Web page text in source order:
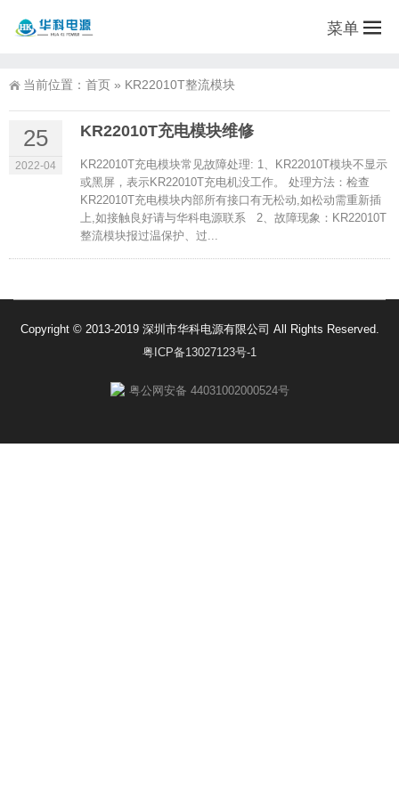
菜单
当前位置： 首页 » KR22010T整流模块
25
2022-04
KR22010T充电模块维修
KR22010T充电模块常见故障处理: 1、KR22010T模块不显示
或黑屏，表示KR22010T充电机没工作。 处理方法：检查
KR22010T充电模块内部所有接口有无松动,如松动需重新插
上,如接触良好请与华科电源联系 2、故障现象：KR22010T
整流模块报过温保护、过...
Copyright © 2013-2019 深圳市华科电源有限公司 All Rights Reserved.
粤ICP备13027123号-1
粤公网安备 44031002000524号